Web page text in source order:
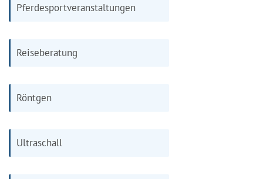
Pferdesportveranstaltungen
Reiseberatung
Röntgen
Ultraschall